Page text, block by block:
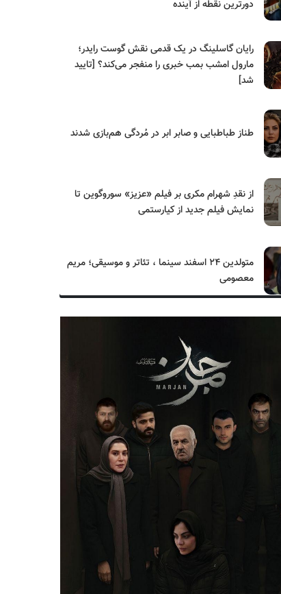
دورترین نقطه از آینده
رایان گاسلینگ در یک قدمی نقش گوست رایدر؛
مارول امشب بمب خبری را منفجر می‌کند؟ [تایید
شد]
طناز طباطبایی و صابر ابر در مُردگی هم‌بازی شدند
از نقدِ شهرام مکری بر فیلم «عزیز» سوروگوین تا
نمایش فیلم جدید از کیارستمی
متولدین ۲۴ اسفند سینما ، تئاتر و موسیقی؛ مریم
معصومی